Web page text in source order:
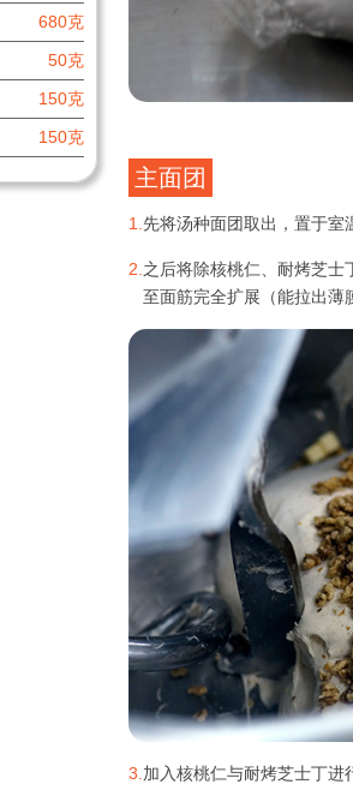
680克
50克
150克
150克
主面团
1. 先将汤种面团取出，置于室
2. 之后将除核桃仁、耐烤芝
至面筋完全扩展（能拉出薄
3.加入核桃仁与耐烤芝士丁进